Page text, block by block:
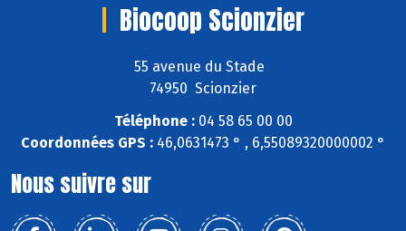
Biocoop Scionzier
55 avenue du Stade
74950 Scionzier
Téléphone :04 58 65 00 00
Coordonnées GPS : 46,0631473 ° , 6,55089320000002 °
Nous suivre sur